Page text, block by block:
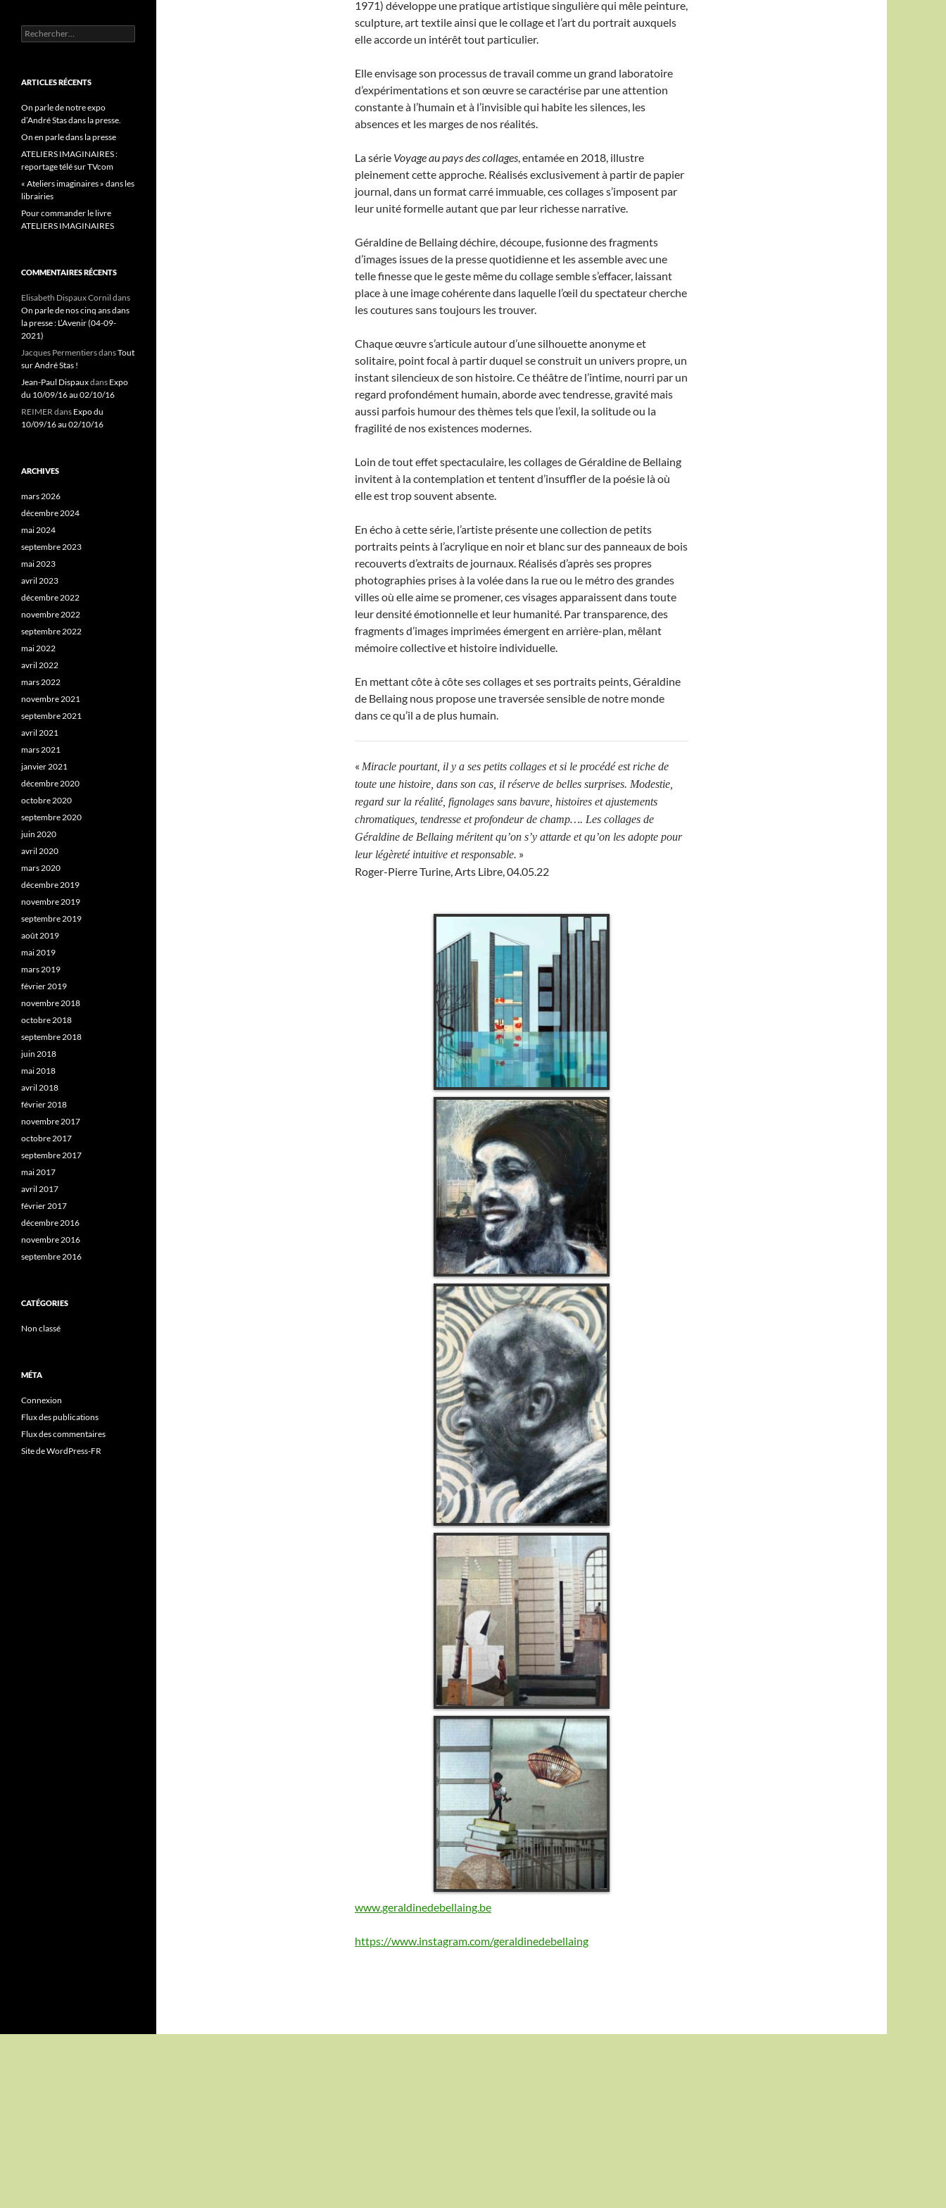
1971) développe une pratique artistique singulière qui mêle peinture,
sculpture, art textile ainsi que le collage et l’art du portrait auxquels
elle accorde un intérêt tout particulier.
Elle envisage son processus de travail comme un grand laboratoire
d’expérimentations et son œuvre se caractérise par une attention
constante à l’humain et à l’invisible qui habite les silences, les
absences et les marges de nos réalités.
La série Voyage au pays des collages, entamée en 2018, illustre
pleinement cette approche. Réalisés exclusivement à partir de papier
journal, dans un format carré immuable, ces collages s’imposent par
leur unité formelle autant que par leur richesse narrative.
Géraldine de Bellaing déchire, découpe, fusionne des fragments
d’images issues de la presse quotidienne et les assemble avec une
telle finesse que le geste même du collage semble s’effacer, laissant
place à une image cohérente dans laquelle l’œil du spectateur cherche
les coutures sans toujours les trouver.
Chaque œuvre s’articule autour d’une silhouette anonyme et
solitaire, point focal à partir duquel se construit un univers propre, un
instant silencieux de son histoire. Ce théâtre de l’intime, nourri par un
regard profondément humain, aborde avec tendresse, gravité mais
aussi parfois humour des thèmes tels que l’exil, la solitude ou la
fragilité de nos existences modernes.
Loin de tout effet spectaculaire, les collages de Géraldine de Bellaing
invitent à la contemplation et tentent d’insuffler de la poésie là où
elle est trop souvent absente.
En écho à cette série, l’artiste présente une collection de petits
portraits peints à l’acrylique en noir et blanc sur des panneaux de bois
recouverts d’extraits de journaux. Réalisés d’après ses propres
photographies prises à la volée dans la rue ou le métro des grandes
villes où elle aime se promener, ces visages apparaissent dans toute
leur densité émotionnelle et leur humanité. Par transparence, des
fragments d’images imprimées émergent en arrière-plan, mêlant
mémoire collective et histoire individuelle.
En mettant côte à côte ses collages et ses portraits peints, Géraldine
de Bellaing nous propose une traversée sensible de notre monde
dans ce qu’il a de plus humain.
« Miracle pourtant, il y a ses petits collages et si le procédé est riche de
toute une histoire, dans son cas, il réserve de belles surprises. Modestie,
regard sur la réalité, fignolages sans bavure, histoires et ajustements
chromatiques, tendresse et profondeur de champ…. Les collages de
Géraldine de Bellaing méritent qu’on s’y attarde et qu’on les adopte pour
leur légèreté intuitive et responsable. »
Roger-Pierre Turine, Arts Libre, 04.05.22
www.geraldinedebellaing.be
https://www.instagram.com/geraldinedebellaing
Rechercher :
ARTICLES RÉCENTS
On parle de notre expo
d’André Stas dans la presse.
On en parle dans la presse
ATELIERS IMAGINAIRES :
reportage télé sur TVcom
« Ateliers imaginaires » dans les
librairies
Pour commander le livre
ATELIERS IMAGINAIRES
COMMENTAIRES RÉCENTS
Elisabeth Dispaux Cornil dans
On parle de nos cinq ans dans
la presse : L’Avenir (04-09-
2021)
Jacques PermentiersdansTout
sur André Stas !
Jean-Paul Dispauxdans Expo
du 10/09/16 au 02/10/16
REIMERdans Expo du
10/09/16 au 02/10/16
ARCHIVES
mars 2026
décembre 2024
mai 2024
septembre 2023
mai 2023
avril 2023
décembre 2022
novembre 2022
septembre 2022
mai 2022
avril 2022
mars 2022
novembre 2021
septembre 2021
avril 2021
mars 2021
janvier 2021
décembre 2020
octobre 2020
septembre 2020
juin 2020
avril 2020
mars 2020
décembre 2019
novembre 2019
septembre 2019
août 2019
mai 2019
mars 2019
février 2019
novembre 2018
octobre 2018
septembre 2018
juin 2018
mai 2018
avril 2018
février 2018
novembre 2017
octobre 2017
septembre 2017
mai 2017
avril 2017
février 2017
décembre 2016
novembre 2016
septembre 2016
CATÉGORIES
Non classé
MÉTA
Connexion
Flux des publications
Flux des commentaires
Site de WordPress-FR